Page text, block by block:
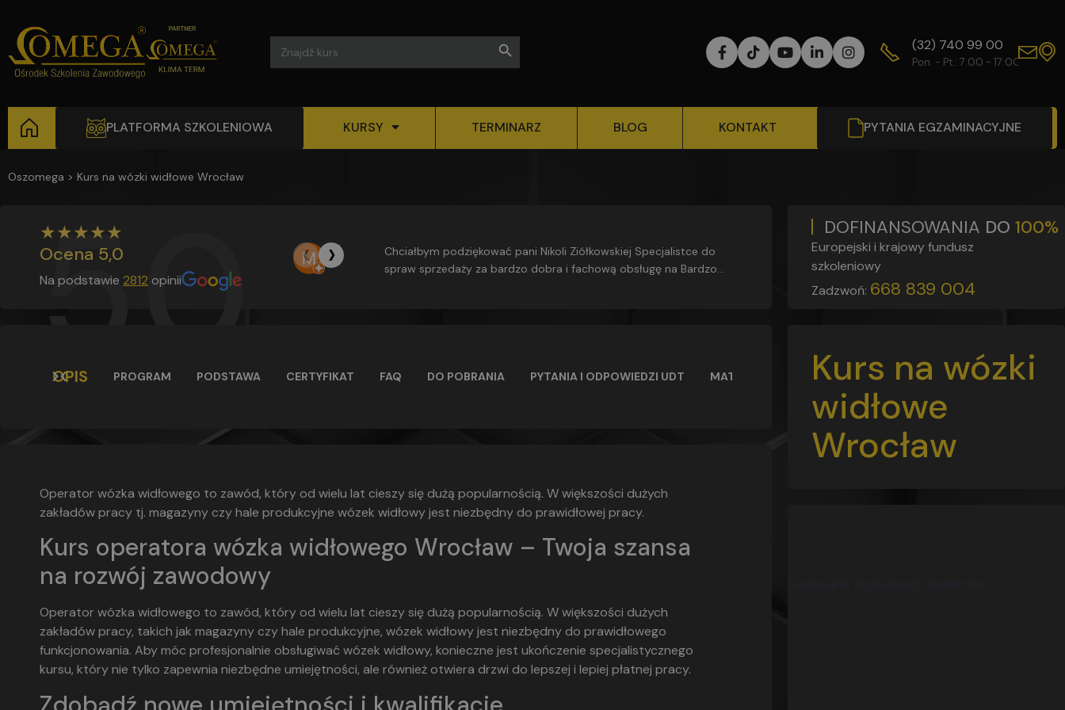
Search
for:
Search Button
(32) 740 99 00
Pon. - Pt.: 7:00 - 17:00
PLATFORMA SZKOLENIOWA KURSY TERMINARZ BLOG KONTAKT PYTANIA EGZAMINACYJNE
Oszomega > Kurs na wózki widłowe Wrocław
DOFINANSOWANIA DO 100%
Europejski i krajowy fundusz
szkoleniowy
Zadzwoń: 668 839 004
Kurs na wózki
widłowe
Wrocław
★★★★★
Ocena 5,0
Na podstawie 2812 opinii
‹ ›Miecol Boss
w ostatnim tygodniu
Chciałbym podziękować pani Nikoli Ziółkowskiej Specjalistce do
spraw sprzedaży za bardzo dobra i fachową obsługę na Bardzo
5,0
OPIS PROGRAM PODSTAWA CERTYFIKAT FAQ DO POBRANIA PYTANIA I ODPOWIEDZI UDT MATERIAŁY SZKOLENIOWE
Operator wózka widłowego to zawód, który od wielu lat cieszy się dużą popularnością. W większości dużych
zakładów pracy tj. magazyny czy hale produkcyjne wózek widłowy jest niezbędny do prawidłowej pracy.
Kurs operatora wózka widłowego Wrocław – Twoja szansa
na rozwój zawodowy
Operator wózka widłowego to zawód, który od wielu lat cieszy się dużą popularnością. W większości dużych
zakładów pracy, takich jak magazyny czy hale produkcyjne, wózek widłowy jest niezbędny do prawidłowego
funkcjonowania. Aby móc profesjonalnie obsługiwać wózek widłowy, konieczne jest ukończenie specjalistycznego
kursu, który nie tylko zapewnia niezbędne umiejętności, ale również otwiera drzwi do lepszej i lepiej płatnej pracy.